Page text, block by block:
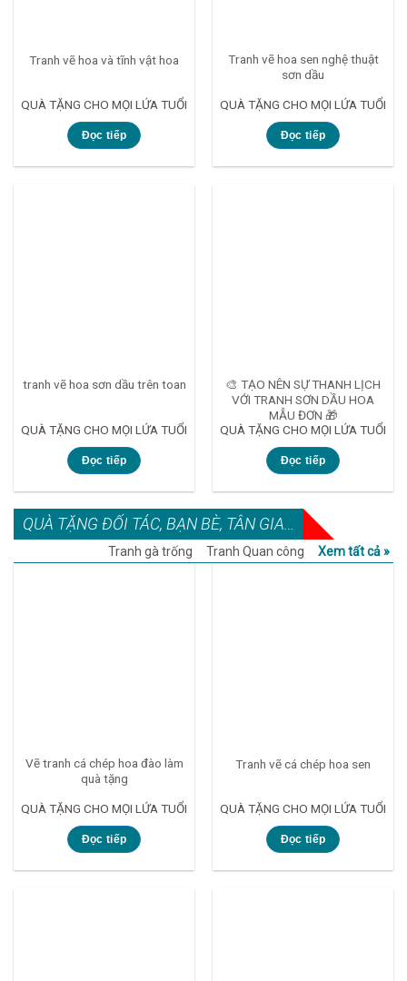
Tranh vẽ hoa và tĩnh vật hoa
QUÀ TẶNG CHO MỌI LỨA TUỔI
Đọc tiếp
Tranh vẽ hoa sen nghệ thuật
sơn dầu
QUÀ TẶNG CHO MỌI LỨA TUỔI
Đọc tiếp
tranh vẽ hoa sơn dầu trên toan
QUÀ TẶNG CHO MỌI LỨA TUỔI
Đọc tiếp
🎨 TẠO NÊN SỰ THANH LỊCH
VỚI TRANH SƠN DẦU HOA
MẪU ĐƠN 🎁
QUÀ TẶNG CHO MỌI LỨA TUỔI
Đọc tiếp
QUÀ TẶNG ĐỐI TÁC, BẠN BÈ, TÂN GIA…
Tranh gà trống Tranh Quan công Xem tất cả »
Vẽ tranh cá chép hoa đào làm
quà tặng
QUÀ TẶNG CHO MỌI LỨA TUỔI
Đọc tiếp
Tranh vẽ cá chép hoa sen
QUÀ TẶNG CHO MỌI LỨA TUỔI
Đọc tiếp